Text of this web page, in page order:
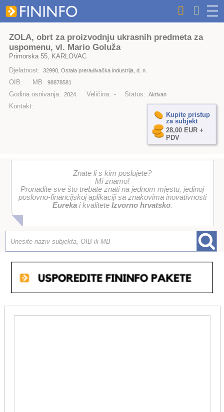
ZOLA, obrt za proizvodnju ukrasnih predmeta za
uspomenu, vl. Mario Goluža
Primorska 55, KARLOVAC
Djelatnost: 32990, Ostala prerađivačka industrija, d. n.
OIB: MB: 98878581
Godina osnivanja: 2024. Veličina: - Status: Aktivan
Kontakt:
Kupite pristup
za subjekt
28,00 EUR +
PDV
Znate li s kim poslujete?
Mi znamo!
Pronađite sve što trebate znati na jednom mjestu, jedinoj
poslovno-financijskoj aplikaciji sa znakovima inovativnosti
Eurekai kvalitete Izvorno hrvatsko.